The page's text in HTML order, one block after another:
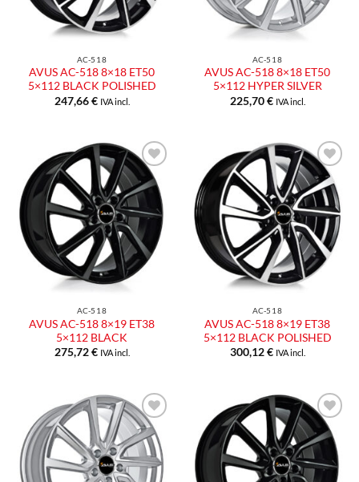
AC-518
AVUS AC-518 8×18 ET50
5×112 BLACK POLISHED
247,66€ IVA incl.
AC-518
AVUS AC-518 8×18 ET50
5×112 HYPER SILVER
225,70€ IVA incl.
Aggiungi
alla lista
dei
desideri
AC-518
AVUS AC-518 8×19 ET38
5×112 BLACK
275,72€ IVA incl.
Aggiungi
alla lista
dei
desideri
AC-518
AVUS AC-518 8×19 ET38
5×112 BLACK POLISHED
300,12€ IVA incl.
Aggiungi
alla lista
dei
desideri
Aggiungi
alla lista
dei
desideri